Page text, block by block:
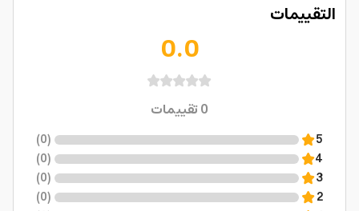
التقييمات
0.0
0تقييمات
5
(
0
)
4
(
0
)
3
(
0
)
2
(
0
)